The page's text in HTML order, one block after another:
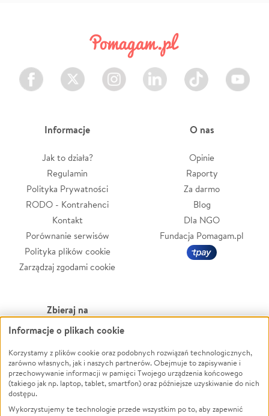
Facebook Twitter Instagram LinkedIn TikTok Youtube
Informacje
Jak to działa?
Regulamin
Polityka Prywatności
RODO - Kontrahenci
Kontakt
Porównanie serwisów
Polityka plików cookie
Zarządzaj zgodami cookie
O nas
Opinie
Raporty
Za darmo
Blog
Dla NGO
Fundacja Pomagam.pl
Zbieraj na
Leczenie
Zwierzęta
Pożar
Ukraina
Powódź
Wichura
NGO
Informacje o plikach cookie
Korzystamy z plików cookie oraz podobnych rozwiązań technologicznych,
zarówno własnych, jak i naszych partnerów. Obejmuje to zapisywanie i
przechowywanie informacji w pamięci Twojego urządzenia końcowego
(takiego jak np. laptop, tablet, smartfon) oraz późniejsze uzyskiwanie do nich
dostępu.
Wykorzystujemy te technologie przede wszystkim po to, aby zapewnić